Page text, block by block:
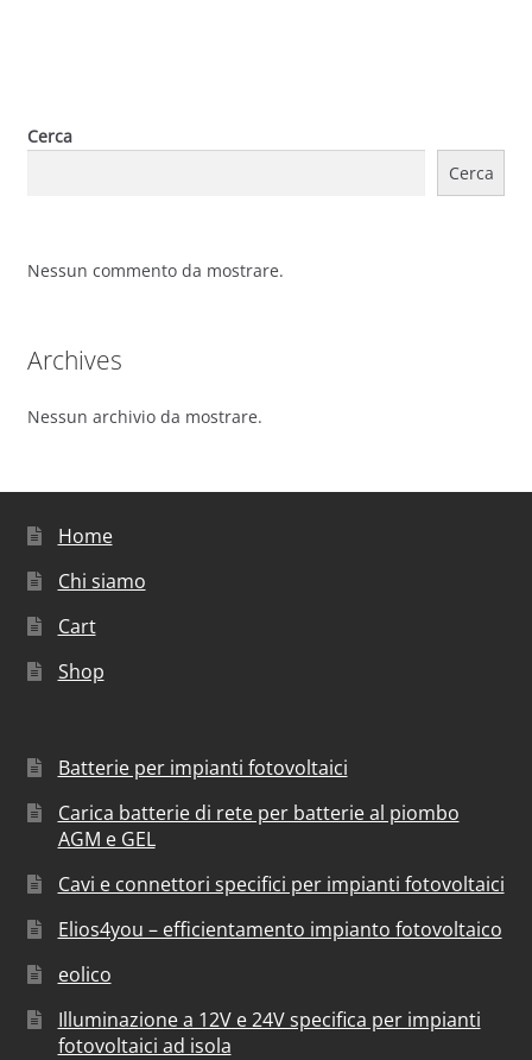
Cerca
Cerca
Nessun commento da mostrare.
Archives
Nessun archivio da mostrare.
Home
Chi siamo
Cart
Shop
Batterie per impianti fotovoltaici
Carica batterie di rete per batterie al piombo
AGM e GEL
Cavi e connettori specifici per impianti fotovoltaici
Elios4you – efficientamento impianto fotovoltaico
eolico
Illuminazione a 12V e 24V specifica per impianti
fotovoltaici ad isola